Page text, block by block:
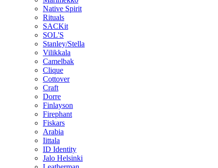
Native Spirit
Rituals
SACKit
SOL'S
Stanley/Stella
Vilikkala
Camelbak
Clique
Cottover
Craft
Dorre
Finlayson
Firephant
Fiskars
Arabia
Iittala
ID Identity
Jalo Helsinki